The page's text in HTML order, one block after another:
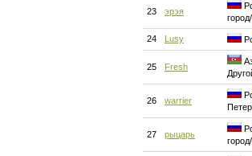
23 эрэя
24 Lusy
25 Fresh
26 warrier
27 рыцарь